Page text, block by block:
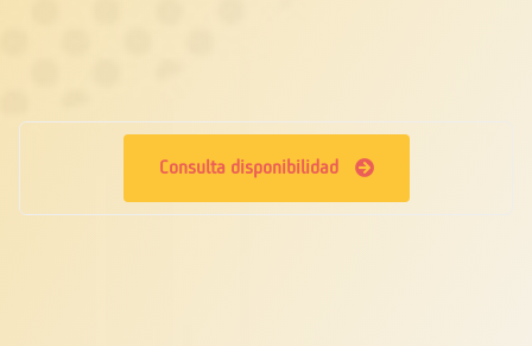
Consulta disponibilidad